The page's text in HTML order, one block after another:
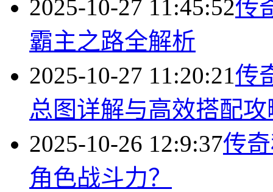
2025-10-27 11:45:52传
霸主之路全解析
2025-10-27 11:20:21传
总图详解与高效搭配攻
2025-10-26 12:9:37传
角色战斗力？